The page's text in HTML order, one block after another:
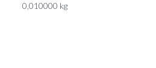
0,010000 kg